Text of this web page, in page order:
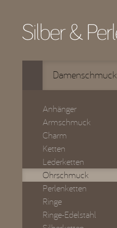
Damenschmuck
Anhänger
Armschmuck
Charm
Ketten
Lederketten
Ohrschmuck
Perlenketten
Ringe
Ringe-Edelstahl